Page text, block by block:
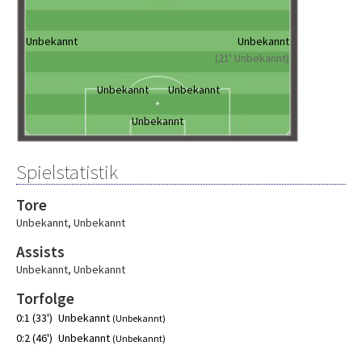
Unbekannt
Unbekannt
(21' Unbekannt)
Unbekannt Unbekannt
Unbekannt
Spielstatistik
Tore
Unbekannt, Unbekannt
Assists
Unbekannt, Unbekannt
Torfolge
0:1 (33') Unbekannt (Unbekannt)
0:2 (46') Unbekannt (Unbekannt)